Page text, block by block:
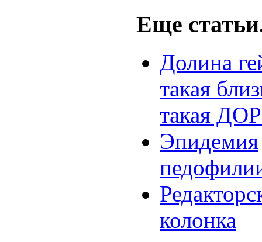
Еще
Долина
такая
такая
Эпидемия
колонка